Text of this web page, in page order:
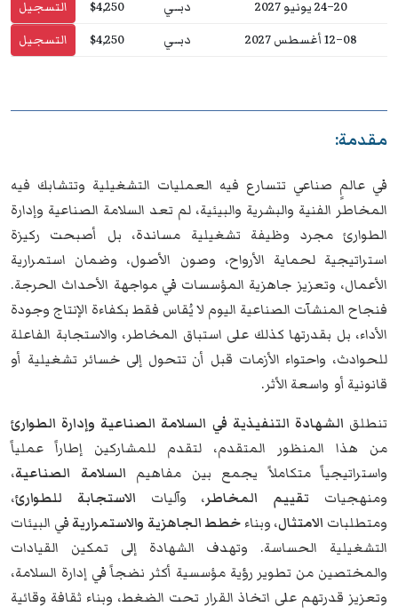
20–24 يونيو 2027
دبــي $4,250
التسجيل
08–12 أغسطس 2027
دبــي $4,250 التسجيل
مقدمة:
في عالمٍ صناعي تتسارع فيه العمليات التشغيلية وتتشابك فيه
المخاطر الفنية والبشرية والبيئية، لم تعد السلامة الصناعية وإدارة
الطوارئ مجرد وظيفة تشغيلية مساندة، بل أصبحت ركيزة
استراتيجية لحماية الأرواح، وصون الأصول، وضمان استمرارية
الأعمال، وتعزيز جاهزية المؤسسات في مواجهة الأحداث الحرجة.
فنجاح المنشآت الصناعية اليوم لا يُقاس فقط بكفاءة الإنتاج وجودة
الأداء، بل بقدرتها كذلك على استباق المخاطر، والاستجابة الفاعلة
للحوادث، واحتواء الأزمات قبل أن تتحول إلى خسائر تشغيلية أو
قانونية أو واسعة الأثر.
تنطلق الشهادة التنفيذية في السلامة الصناعية وإدارة الطوارئ
من هذا المنظور المتقدم، لتقدم للمشاركين إطاراً عملياً
واستراتيجياً متكاملاً يجمع بين مفاهيم السلامة الصناعية،
ومنهجيات تقييم المخاطر، وآليات الاستجابة للطوارئ،
ومتطلبات الامتثال، وبناء خطط الجاهزية والاستمراريةفي البيئات
التشغيلية الحساسة. وتهدف الشهادة إلى تمكين القيادات
والمختصين من تطوير رؤية مؤسسية أكثر نضجاً في إدارة السلامة،
وتعزيز قدرتهم على اتخاذ القرار تحت الضغط، وبناء ثقافة وقائية